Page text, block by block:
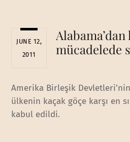
JUNE 12,
2011
mücadelede
Amerika Birleşik
ülkenin kaçak göçe karşı en
kabul edildi.